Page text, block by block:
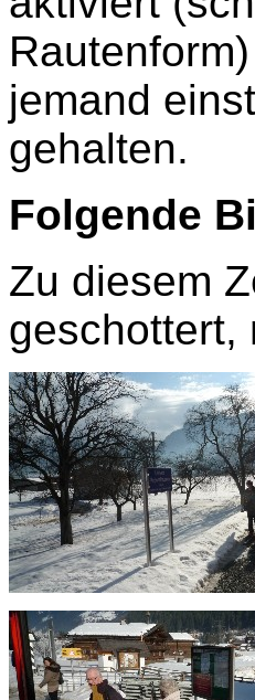
jemand
gehalten.
Folgende
Zu diesem
geschottert,